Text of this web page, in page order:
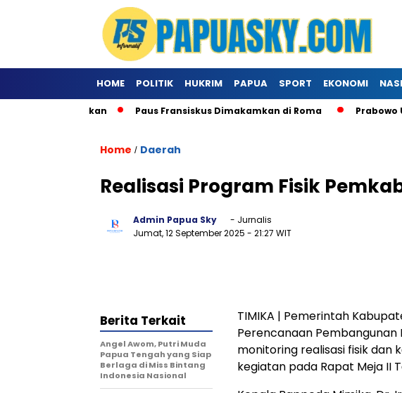
HOME POLITIK HUKRIM PAPUA SPORT EKONOMI
Ke Vatikan Paus Fransiskus Dimakamkan di Roma Prabowo
Home / Daerah
Realisasi Program Fisik
Admin Papua Sky
- Jurnalis
Jumat, 12 September 2025 - 21:27 WIT
TIMIKA | Pemerintah
Perencanaan
monitoring realisasi fisik dan
kegiatan pada Rapat Meja II
Berita Terkait
Angel Awom, Putri Muda
Papua Tengah yang Siap
Berlaga di Miss Bintang
Indonesia Nasional